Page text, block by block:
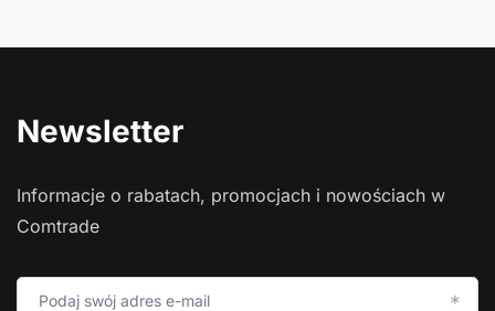
Newsletter
Informacje o rabatach, promocjach i nowościach w
Comtrade
Podaj swój adres e-mail